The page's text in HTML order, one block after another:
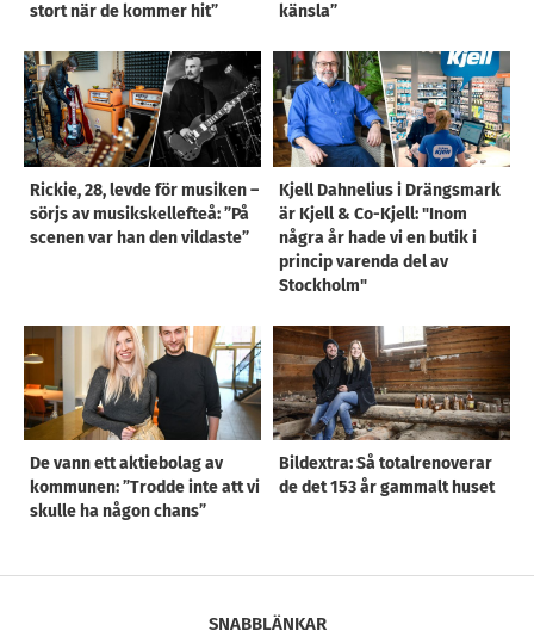
stort när de kommer hit”
känsla”
Rickie, 28, levde för musiken –
sörjs av musikskellefteå: ”På
scenen var han den vildaste”
Kjell Dahnelius i Drängsmark
är Kjell & Co-Kjell: "Inom
några år hade vi en butik i
princip varenda del av
Stockholm"
De vann ett aktiebolag av
kommunen: ”Trodde inte att vi
skulle ha någon chans”
Bildextra: Så totalrenoverar
de det 153 år gammalt huset
SNABBLÄNKAR